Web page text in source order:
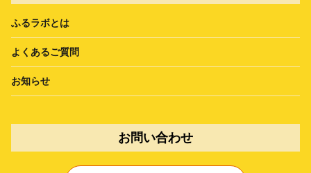
ふるラボとは
よくあるご質問
お知らせ
お問い合わせ